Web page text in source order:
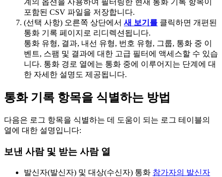
포함된 CSV 파일을 저장합니다.
(선택 사항) 오른쪽 상단에서 새 보기를 클릭하면 개편된
통화 기록 페이지로 리디렉션됩니다.
통화 유형, 결과, 내선 유형, 번호 유형, 그룹, 통화 중 이
벤트, 스팸 및 결과에 대한 고급 필터에 액세스할 수 있습
니다. 통화 경로 열에는 통화 중에 이루어지는 단계에 대
한 자세한 설명도 제공됩니다.
통화 기록 항목을 식별하는 방법
다음은 로그 항목을 식별하는 데 도움이 되는 로그 테이블의
열에 대한 설명입니다:
보낸 사람 및 받는 사람 열
발신자(발신자) 및 대상(수신자) 통화 참가자의 발신자